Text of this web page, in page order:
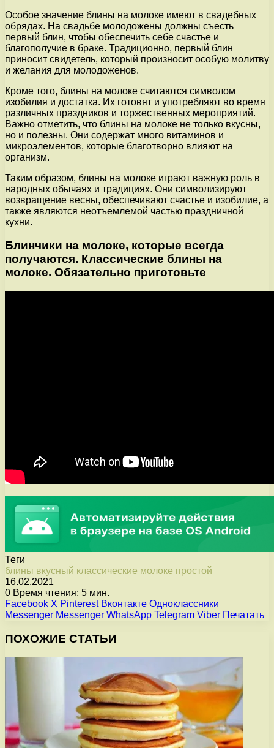
Особое значение блины на молоке имеют в свадебных
обрядах. На свадьбе молодожены должны съесть
первый блин, чтобы обеспечить себе счастье и
благополучие в браке. Традиционно, первый блин
приносит свидетель, который произносит особую молитву
и желания для молодоженов.
Кроме того, блины на молоке считаются символом
изобилия и достатка. Их готовят и употребляют во время
различных праздников и торжественных мероприятий.
Важно отметить, что блины на молоке не только вкусны,
но и полезны. Они содержат много витаминов и
микроэлементов, которые благотворно влияют на
организм.
Таким образом, блины на молоке играют важную роль в
народных обычаях и традициях. Они символизируют
возвращение весны, обеспечивают счастье и изобилие, а
также являются неотъемлемой частью праздничной
кухни.
Блинчики на молоке, которые всегда
получаются. Классические блины на
молоке. Обязательно приготовьте
Теги
блины вкусный классические молоке простой
16.02.2021
0 Время чтения: 5 мин.
Facebook X Pinterest Вконтакте Одноклассники
Messenger Messenger WhatsApp Telegram Viber Печатать
ПОХОЖИЕ СТАТЬИ